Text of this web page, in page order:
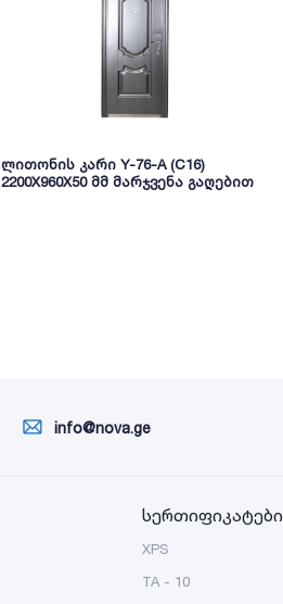
ლითონის კარი Y-76-A (C16)
2200X960X50 მმ მარჯვენა გაღებით
info@nova.ge
სერთიფიკატები
XPS
TA - 10